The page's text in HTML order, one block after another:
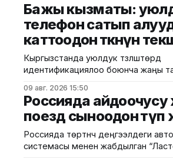
Бажы кызматы:
телефон сатып
каттоодон өткөнүн
Кыргызстанда уюлдук түзүлүштөрдү
идентификациялоо боюнча жаңы
байланыштуу Бажы кызматы
смартфон сатып алууда анын
киргизилгенине жана каттоодон
максаты — уюлдук түзүлүштөрдүн
жүгүртүлүшүн камсыз кылуу,
09 авг. 2026 15:50
Россияда
поезд сыноодон өтүп
Россияда төртүнчү деңгээлдеги
системасы менен жабдылган